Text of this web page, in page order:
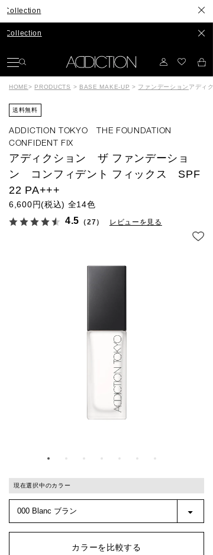
HOME> PRODUCTS > BASE MAKE-UP > ファンデーション アディ
送料無料
ADDICTION TOKYO THE FOUNDATION
CONFIDENT FIX
アディクション ザ ファンデーショ
ン コンフィデント フィックス SPF
22 PA+++
6,600円(税込) 全14色
4.5 （27） レビューを見る
現在選択中のカラー
カラーを比較する